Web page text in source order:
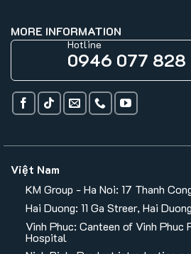
MORE INFORMATION
Hotline
0946 077 828
Việt Nam
KM Group - Ha Noi: 17 Thanh
Hai Duong: 11 Ga Streer, Hai
Vinh Phuc: Canteen of Vinh Phuc
Hospital